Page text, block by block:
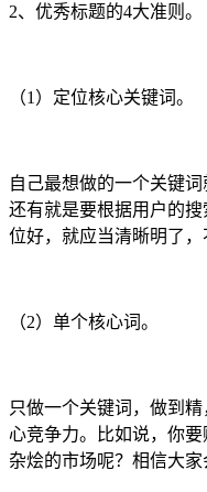
2、优秀标题的4大准则。
（1）定位核心关键词。
自己最想做的一个关键
还有就是要根据用户的
位好，就应当清晰明了，
（2）单个核心词。
只做一个关键词，做到
心竞争力。比如说，你
杂烩的市场呢？相信大家